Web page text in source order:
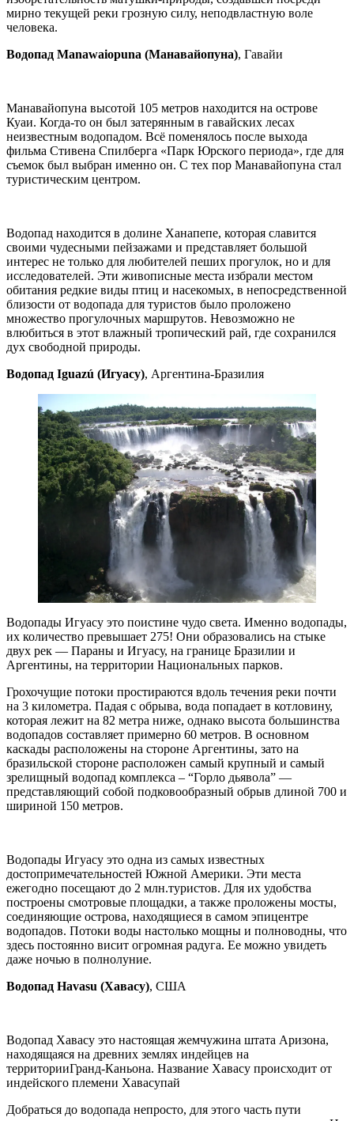
мирно текущей реки грозную силу, неподвластную воле
человека.
Водопад Manawaiopuna (Манавайопуна), Гавайи
Манавайопуна высотой 105 метров находится на острове
Куаи. Когда-то он был затерянным в гавайских лесах
неизвестным водопадом. Всё поменялось после выхода
фильма Стивена Спилберга «Парк Юрского периода», где для
съемок был выбран именно он. С тех пор Манавайопуна стал
туристическим центром.
Водопад находится в долине Ханапепе, которая славится
своими чудесными пейзажами и представляет большой
интерес не только для любителей пеших прогулок, но и для
исследователей. Эти живописные места избрали местом
обитания редкие виды птиц и насекомых, в непосредственной
близости от водопада для туристов было проложено
множество прогулочных маршрутов. Невозможно не
влюбиться в этот влажный тропический рай, где сохранился
дух свободной природы.
Водопад Iguazú (Игуасу), Аргентина-Бразилия
Водопады Игуасу это поистине чудо света. Именно водопады,
их количество превышает 275! Они образовались на стыке
двух рек — Параны и Игуасу, на границе Бразилии и
Аргентины, на территории Национальных парков.
Грохочущие потоки простираются вдоль течения реки почти
на 3 километра. Падая с обрыва, вода попадает в котловину,
которая лежит на 82 метра ниже, однако высота большинства
водопадов составляет примерно 60 метров. В основном
каскады расположены на стороне Аргентины, зато на
бразильской стороне расположен самый крупный и самый
зрелищный водопад комплекса – “Горло дьявола” —
представляющий собой подковообразный обрыв длиной 700 и
шириной 150 метров.
Водопады Игуасу это одна из самых известных
достопримечательностей Южной Америки. Эти места
ежегодно посещают до 2 млн.туристов. Для их удобства
построены смотровые площадки, а также проложены мосты,
соединяющие острова, находящиеся в самом эпицентре
водопадов. Потоки воды настолько мощны и полноводны, что
здесь постоянно висит огромная радуга. Ее можно увидеть
даже ночью в полнолуние.
Водопад Havasu (Хавасу), США
Водопад Хавасу это настоящая жемчужина штата Аризона,
находящаяся на древних землях индейцев на
территорииГранд-Каньона. Название Хавасу происходит от
индейского племени Хавасупай
Добраться до водопада непросто, для этого часть пути